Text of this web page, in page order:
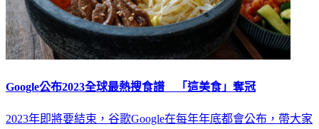
Google公布2023全球最熱搜食譜 「這美食」奪冠
2023年即將要結束，谷歌Google在每年年底都會公布，帶大家